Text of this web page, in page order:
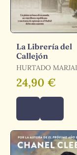
La Librería del
Callejón
HURTADO
MANUEL / HURTADO
MARJALIZO,
24,90 €